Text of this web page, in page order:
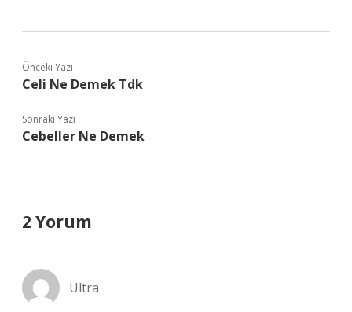
Önceki Yazı
Celi Ne Demek Tdk
Sonraki Yazı
Cebeller Ne Demek
2 Yorum
Ultra